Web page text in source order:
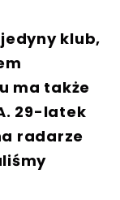
klub,
ma także
29-latek
radarze